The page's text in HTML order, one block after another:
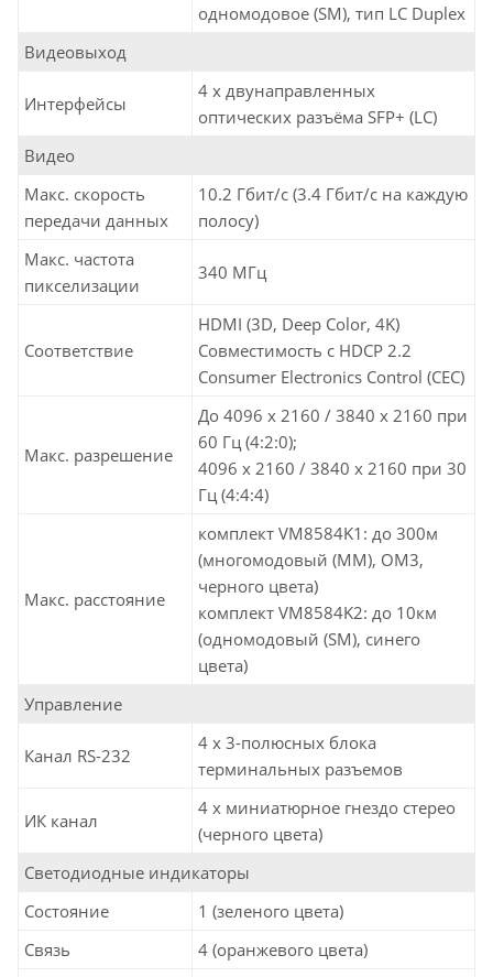
одномодовое (SM), тип LC Duplex
Видеовыход
Интерфейсы
4 x двунаправленных
оптических разъёма SFP+ (LC)
Видео
Макс. скорость
передачи данных
10.2 Гбит/с (3.4 Гбит/с на каждую
полосу)
Макс. частота
пикселизации
340 MГц
Соответствие
HDMI (3D, Deep Color, 4K)
Совместимость с HDCP 2.2
Consumer Electronics Control (CEC)
Макс. разрешение
До 4096 x 2160 / 3840 x 2160 при
60 Гц (4:2:0);
4096 x 2160 / 3840 x 2160 при 30
Гц (4:4:4)
Макс. расстояние
комплект VM8584K1: до 300м
(многомодовый (MM), OM3,
черного цвета)
комплект VM8584K2: до 10км
(одномодовый (SM), синего
цвета)
Управление
Канал RS-232
4 x 3-полюсных блока
терминальных разъемов
ИК канал
4 x миниатюрное гнездо стерео
(черного цвета)
Светодиодные индикаторы
Состояние
1 (зеленого цвета)
Связь
4 (оранжевого цвета)